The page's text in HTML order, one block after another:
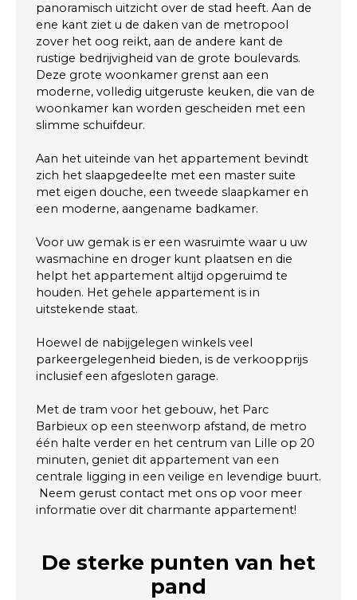
panoramisch uitzicht over de stad heeft. Aan de
ene kant ziet u de daken van de metropool
zover het oog reikt, aan de andere kant de
rustige bedrijvigheid van de grote boulevards.
Deze grote woonkamer grenst aan een
moderne, volledig uitgeruste keuken, die van de
woonkamer kan worden gescheiden met een
slimme schuifdeur.
Aan het uiteinde van het appartement bevindt
zich het slaapgedeelte met een master suite
met eigen douche, een tweede slaapkamer en
een moderne, aangename badkamer.
Voor uw gemak is er een wasruimte waar u uw
wasmachine en droger kunt plaatsen en die
helpt het appartement altijd opgeruimd te
houden. Het gehele appartement is in
uitstekende staat.
Hoewel de nabijgelegen winkels veel
parkeergelegenheid bieden, is de verkoopprijs
inclusief een afgesloten garage.
Met de tram voor het gebouw, het Parc
Barbieux op een steenworp afstand, de metro
één halte verder en het centrum van Lille op 20
minuten, geniet dit appartement van een
centrale ligging in een veilige en levendige buurt.
Neem gerust contact met ons op voor meer
informatie over dit charmante appartement!
De sterke punten van het
pand